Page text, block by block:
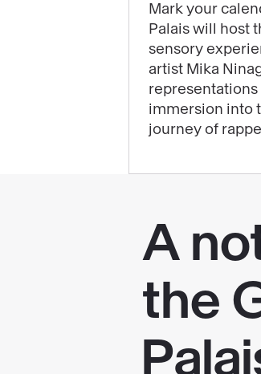
will
highlight
the
end
your
Palais
Mark your
Palais will host
sensory
artist Mika
immersion into
journey of